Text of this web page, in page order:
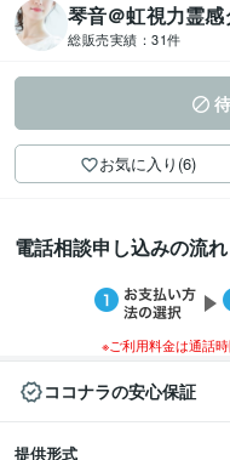
琴音＠虹視力霊
総販売実績： 31件
お気に入り(6)
電話相談申し込みの流れ
※ご利用料金は通話
ココナラの安心保証
提供形式